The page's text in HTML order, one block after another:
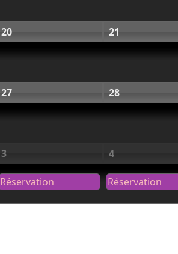
20 21
27 28
3
Réservation
4
Réservation